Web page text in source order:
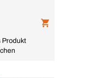
Produkt